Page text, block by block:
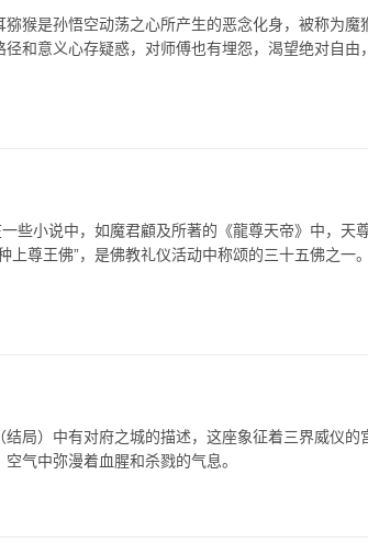
猴是孙悟空动荡之心所产生的恶念化身，被称为魔
和意义心存疑惑，对师傅也有埋怨，渴望绝对自由
些小说中，如魔君顧及所著的《龍尊天帝》中，天
上尊王佛”，是佛教礼仪活动中称颂的三十五佛之一
局）中有对府之城的描述，这座象征着三界威仪的
气中弥漫着血腥和杀戮的气息。